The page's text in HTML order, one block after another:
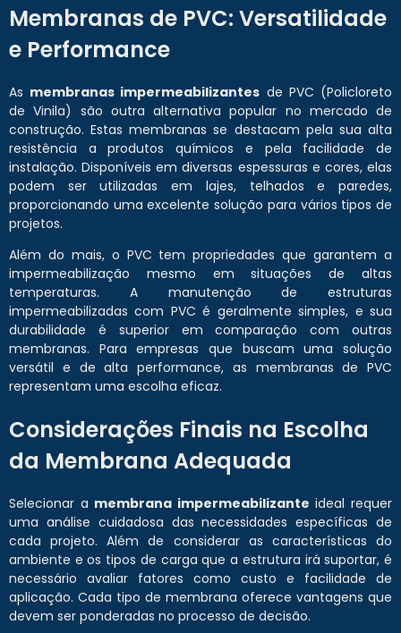
Membranas de PVC: Versatilidade
e Performance
As membranas impermeabilizantes de PVC (Policloreto
de Vinila) são outra alternativa popular no mercado de
construção. Estas membranas se destacam pela sua alta
resistência a produtos químicos e pela facilidade de
instalação. Disponíveis em diversas espessuras e cores, elas
podem ser utilizadas em lajes, telhados e paredes,
proporcionando uma excelente solução para vários tipos de
projetos.
Além do mais, o PVC tem propriedades que garantem a
impermeabilização mesmo em situações de altas
temperaturas. A manutenção de estruturas
impermeabilizadas com PVC é geralmente simples, e sua
durabilidade é superior em comparação com outras
membranas. Para empresas que buscam uma solução
versátil e de alta performance, as membranas de PVC
representam uma escolha eficaz.
Considerações Finais na Escolha
da Membrana Adequada
Selecionar a membrana impermeabilizante ideal requer
uma análise cuidadosa das necessidades específicas de
cada projeto. Além de considerar as características do
ambiente e os tipos de carga que a estrutura irá suportar, é
necessário avaliar fatores como custo e facilidade de
aplicação. Cada tipo de membrana oferece vantagens que
devem ser ponderadas no processo de decisão.